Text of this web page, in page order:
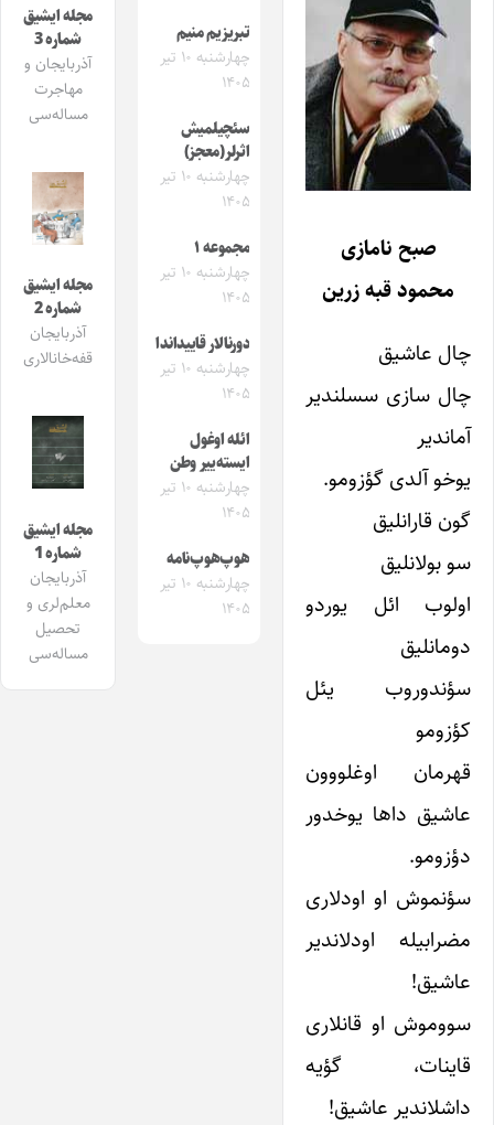
صبح نامازی
محمود قبه زرین
چال عاشیق
چال سازی سسلندیر
آماندیر
یوخو آلدی گؤزومو.
گون قارانلیق
سو بولانلیق
اولوب ائل یوردو
دومانلیق
سؤندوروب یئل
کؤزومو
قهرمان اوغلووون
عاشیق داها یوخدور
دؤزومو.
سؤنموش او اودلاری
مضرابیله اودلاندیر
عاشیق!
سووموش او قانلاری
قاینات، گؤیه
داشلاندیر عاشیق!
تبریزیم منیم
چهارشنبه ۱۰ تیر
۱۴۰۵
سئچیلمیش
اثرلر(معجز)
چهارشنبه ۱۰ تیر
۱۴۰۵
مجموعه ۱
چهارشنبه ۱۰ تیر
۱۴۰۵
دورنالار قاییداندا
چهارشنبه ۱۰ تیر
۱۴۰۵
ائله اوغول
ایسته‌ییر وطن
چهارشنبه ۱۰ تیر
۱۴۰۵
هوپ‌هوپ‌نامه
چهارشنبه ۱۰ تیر
۱۴۰۵
مجله ایشیق
شماره 3
آذربایجان و
مهاجرت
مساله‌سی
مجله ایشیق
شماره 2
آذربایجان
قفه‌خانالاری
مجله ایشیق
شماره 1
آذربایجان
معلم‌لری و
تحصیل
مساله‌سی